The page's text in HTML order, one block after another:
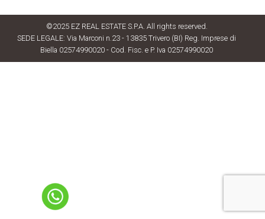
©2025 EZ REAL ESTATE S.P.A. All rights reserved.
SEDE LEGALE: Via Marconi n.23 - 13835 Trivero (BI) Reg. Imprese di
Biella 02574990020 - Cod. Fisc. e P. Iva 02574990020